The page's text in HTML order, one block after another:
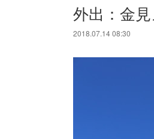
外出：金
2018.07.14 08:30